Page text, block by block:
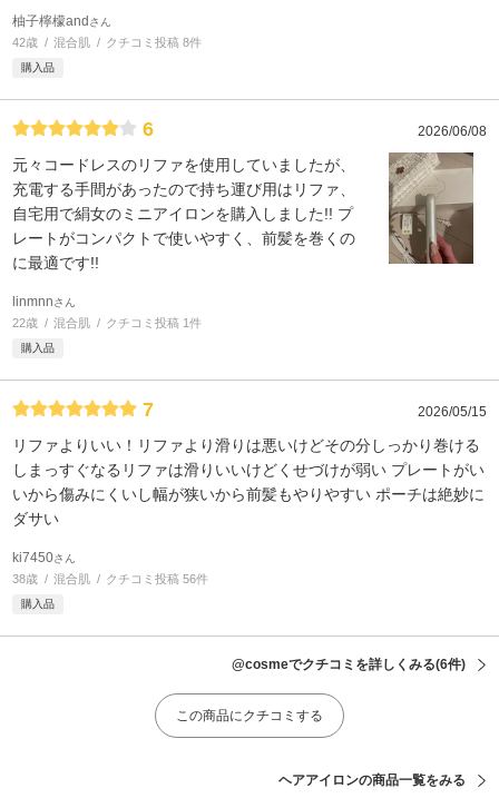
柚子檸檬and さん
42歳 混合肌 クチコミ投稿 8件
購入品
6 2026/06/08
元々コードレスのリファを使用していましたが、
充電する手間があったので持ち運び用はリファ、
自宅用で絹女のミニアイロンを購入しました!! プ
レートがコンパクトで使いやすく、前髪を巻くの
に最適です!!
linmnnさん
22歳 混合肌 クチコミ投稿 1件
購入品
7 2026/05/15
リファよりいい！リファより滑りは悪いけどその分しっかり巻ける
しまっすぐなるリファは滑りいいけどくせづけが弱い プレートがい
いから傷みにくいし幅が狭いから前髪もやりやすい ポーチは絶妙に
ダサい
ki7450さん
38歳 混合肌 クチコミ投稿 56件
購入品
@cosmeでクチコミを詳しくみる(6件)
この商品にクチコミする
ヘアアイロンの商品一覧をみる